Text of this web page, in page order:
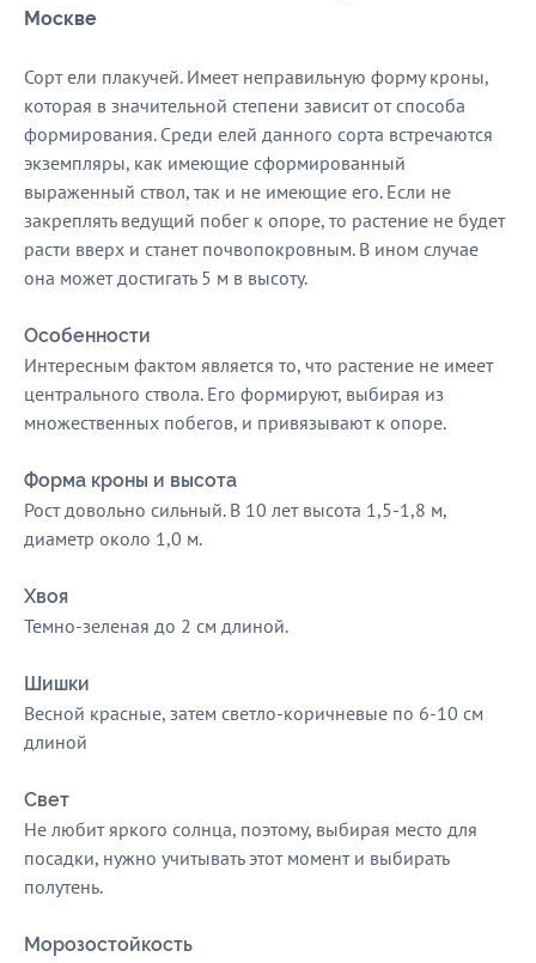
Москве
Сорт ели плакучей. Имеет неправильную форму кроны,
которая в значительной степени зависит от способа
формирования. Среди елей данного сорта встречаются
экземпляры, как имеющие сформированный
выраженный ствол, так и не имеющие его. Если не
закреплять ведущий побег к опоре, то растение не будет
расти вверх и станет почвопокровным. В ином случае
она может достигать 5 м в высоту.
Особенности
Интересным фактом является то, что растение не имеет
центрального ствола. Его формируют, выбирая из
множественных побегов, и привязывают к опоре.
Форма кроны и высота
Рост довольно сильный. В 10 лет высота 1,5-1,8 м,
диаметр около 1,0 м.
Хвоя
Темно-зеленая до 2 см длиной.
Шишки
Весной красные, затем светло-коричневые по 6-10 см
длиной
Свет
Не любит яркого солнца, поэтому, выбирая место для
посадки, нужно учитывать этот момент и выбирать
полутень.
Морозостойкость